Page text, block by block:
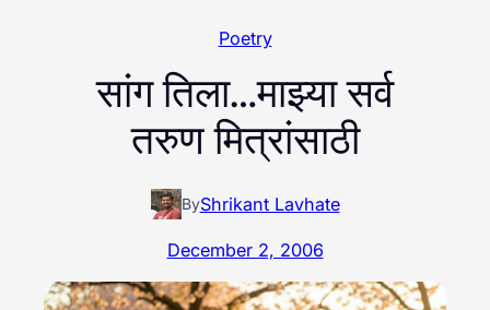
Poetry
सांग तिला…माझ्या सर्व
तरुण मित्रांसाठी
ByShrikant Lavhate
December 2, 2006